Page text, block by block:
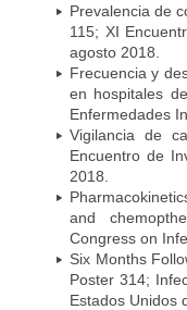
Prevalencia de
115; XI
agosto 2018.
Frecuencia y
en hospitales
Enfermedades
Vigilancia de
Encuentro de
2018.
and
Congress on
Six Months
Poster 314;
Estados Unidos